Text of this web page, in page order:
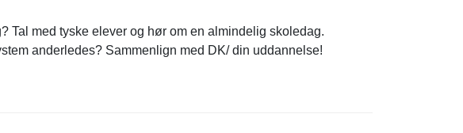
Tal med tyske elever og hør om en almindelig skoledag.
anderledes? Sammenlign med DK/ din uddannelse!